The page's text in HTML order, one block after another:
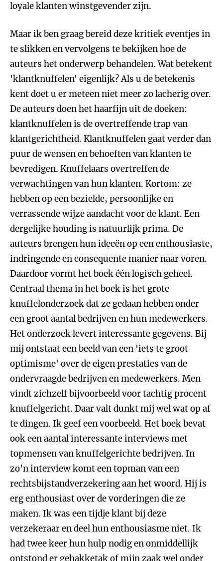
loyale klanten winstgevender zijn.
Maar ik ben graag bereid deze kritiek eventjes in
te slikken en vervolgens te bekijken hoe de
auteurs het onderwerp behandelen. Wat betekent
'klantknuffelen' eigenlijk? Als u de betekenis
kent doet u er meteen niet meer zo lacherig over.
De auteurs doen het haarfijn uit de doeken:
klantknuffelen is de overtreffende trap van
klantgerichtheid. Klantknuffelen gaat verder dan
puur de wensen en behoeften van klanten te
bevredigen. Knuffelaars overtreffen de
verwachtingen van hun klanten. Kortom: ze
hebben op een bezielde, persoonlijke en
verrassende wijze aandacht voor de klant. Een
dergelijke houding is natuurlijk prima. De
auteurs brengen hun ideeën op een enthousiaste,
indringende en consequente manier naar voren.
Daardoor vormt het boek één logisch geheel.
Centraal thema in het boek is het grote
knuffelonderzoek dat ze gedaan hebben onder
een groot aantal bedrijven en hun medewerkers.
Het onderzoek levert interessante gegevens. Bij
mij ontstaat een beeld van een 'iets te groot
optimisme' over de eigen prestaties van de
ondervraagde bedrijven en medewerkers. Men
vindt zichzelf bijvoorbeeld voor tachtig procent
knuffelgericht. Daar valt dunkt mij wel wat op af
te dingen. Ik geef een voorbeeld. Het boek bevat
ook een aantal interessante interviews met
topmensen van knuffelgerichte bedrijven. In
zo'n interview komt een topman van een
rechtsbijstandverzekering aan het woord. Hij is
erg enthousiast over de vorderingen die ze
maken. Ik was een tijdje klant bij deze
verzekeraar en deel hun enthousiasme niet. Ik
had twee keer hun hulp nodig en onmiddellijk
ontstond er gehakketak of mijn zaak wel onder